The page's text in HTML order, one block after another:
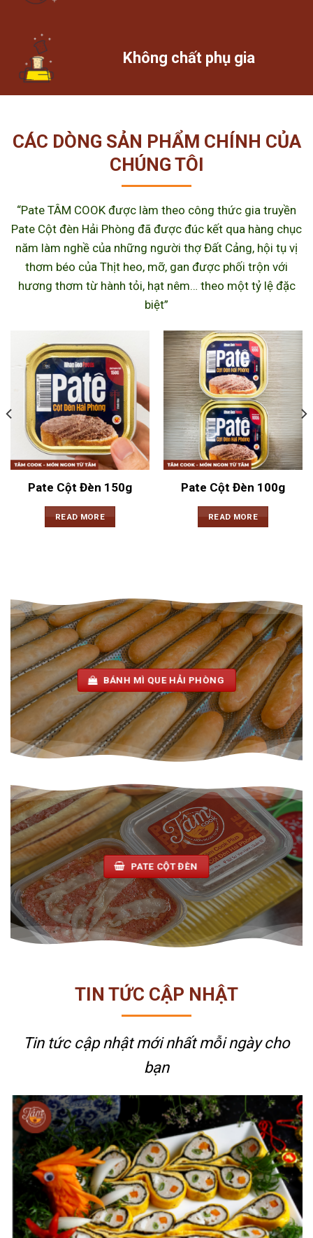
Không chất phụ gia
CÁC DÒNG SẢN PHẨM CHÍNH CỦA
CHÚNG TÔI
“Pate TÂM COOK được làm theo công thức gia truyền
Pate Cột đèn Hải Phòng đã được đúc kết qua hàng chục
năm làm nghề của những người thợ Đất Cảng, hội tụ vị
thơm béo của Thịt heo, mỡ, gan được phối trộn với
hương thơm từ hành tỏi, hạt nêm… theo một tỷ lệ đặc
biệt”
Pate Cột Đèn 150g
READ MORE
Pate Cột Đèn 100g
READ MORE
BÁNH MÌ QUE HẢI PHÒNG
PATE CỘT ĐÈN
TIN TỨC CẬP NHẬT
Tin tức cập nhật mới nhấtmỗi ngày cho
bạn